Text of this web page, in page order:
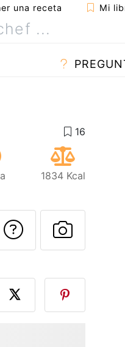
una receta Mi
1834 Kcal
receta a
esta
Preguntar